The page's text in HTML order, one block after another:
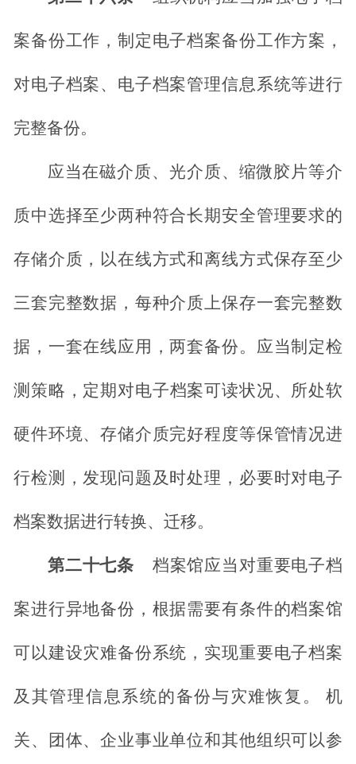
案备份工作，制定电子档案备份工作方案，
对电子档案、电子档案管理信息系统等进行
完整备份。
应当在磁介质、光介质、缩微胶片等介
质中选择至少两种符合长期安全管理要求的
存储介质，以在线方式和离线方式保存至少
三套完整数据，每种介质上保存一套完整数
据，一套在线应用，两套备份。应当制定检
测策略，定期对电子档案可读状况、所处软
硬件环境、存储介质完好程度等保管情况进
行检测，发现问题及时处理，必要时对电子
档案数据进行转换、迁移。
第二十七条 档案馆应当对重要电子档
案进行异地备份，根据需要有条件的档案馆
可以建设灾难备份系统，实现重要电子档案
及其管理信息系统的备份与灾难恢复。 机
关、团体、企业事业单位和其他组织可以参